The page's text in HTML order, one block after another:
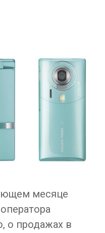
месяце
о продажах в